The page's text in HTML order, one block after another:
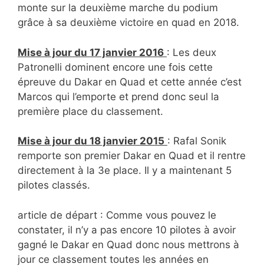
monte sur la deuxième marche du podium
grâce à sa deuxième victoire en quad en 2018.
Mise à jour du 17 janvier 2016 : Les deux
Patronelli dominent encore une fois cette
épreuve du Dakar en Quad et cette année c’est
Marcos qui l’emporte et prend donc seul la
première place du classement.
Mise à jour du 18 janvier 2015 : Rafal Sonik
remporte son premier Dakar en Quad et il rentre
directement à la 3e place. Il y a maintenant 5
pilotes classés.
article de départ : Comme vous pouvez le
constater, il n’y a pas encore 10 pilotes à avoir
gagné le Dakar en Quad donc nous mettrons à
jour ce classement toutes les années en